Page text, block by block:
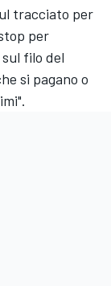
tracciato per
per
filo del
si pagano o